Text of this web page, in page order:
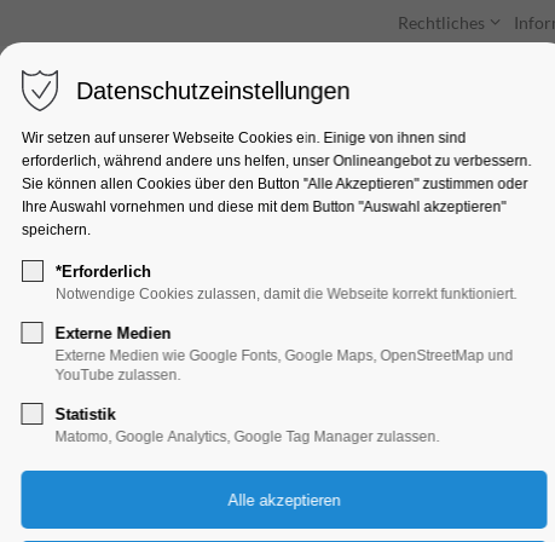
Rechtliches
Unterkünfte Entdecken & Erleben
Wissenswertes
Märchen
Bildung, Vortrag, Kinder, Jugend, Lesung,
06.07.2026, 09:00–10:00
Datenschutzeinstellungen
Wir setzen auf unserer Webseite Cookies ein. Einige von ihnen sind
erforderlich, während andere uns helfen, unser Onlineangebot zu verbessern.
Sie können allen Cookies über den Button "Alle Akzeptieren" zustimmen oder
Ihre Auswahl vornehmen und diese mit dem Button "Auswahl akzeptieren"
speichern.
*Erforderlich
Notwendige Cookies zulassen, damit die Webseite korrekt funktioniert.
Externe Medien
Externe Medien wie Google Fonts, Google Maps, OpenStreetMap und
YouTube zulassen.
Statistik
Matomo, Google Analytics, Google Tag Manager zulassen.